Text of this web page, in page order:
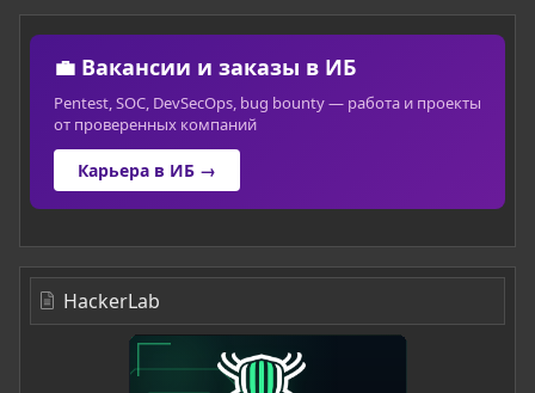
💼 Вакансии и заказы в ИБ
Pentest, SOC, DevSecOps, bug bounty — работа и проекты
от проверенных компаний
Карьера в ИБ →
HackerLab